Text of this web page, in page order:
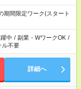
間限定ワーク(スタート
中 / 副業・WワークOK /
ル不要
詳細へ